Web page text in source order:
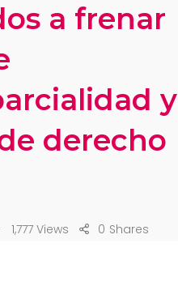
a frenar
y
derecho
1,777 Views Shares
0